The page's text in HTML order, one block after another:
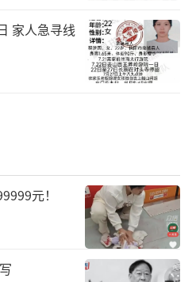
家人急寻线
元！